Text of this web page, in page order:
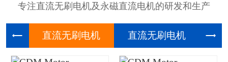
专注直流无刷电机及永磁直流电机的研发和生产
直流无刷 直流无刷 高压